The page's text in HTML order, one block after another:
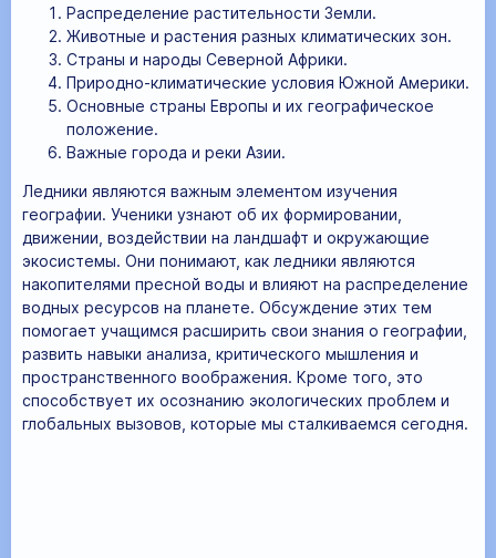
Распределение растительности Земли.
Животные и растения разных климатических зон.
Страны и народы Северной Африки.
Природно-климатические условия Южной Америки.
Основные страны Европы и их географическое
положение.
Важные города и реки Азии.
Ледники являются важным элементом изучения
географии. Ученики узнают об их формировании,
движении, воздействии на ландшафт и окружающие
экосистемы. Они понимают, как ледники являются
накопителями пресной воды и влияют на распределение
водных ресурсов на планете. Обсуждение этих тем
помогает учащимся расширить свои знания о географии,
развить навыки анализа, критического мышления и
пространственного воображения. Кроме того, это
способствует их осознанию экологических проблем и
глобальных вызовов, которые мы сталкиваемся сегодня.